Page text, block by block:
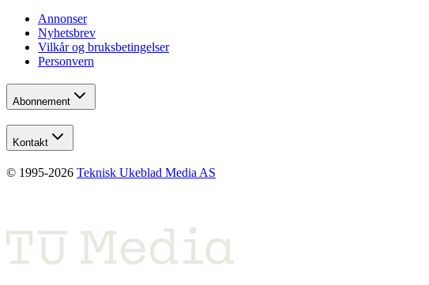
Annonser
Nyhetsbrev
Vilkår og bruksbetingelser
Personvern
Abonnement
Kontakt
© 1995-2026 Teknisk Ukeblad Media AS